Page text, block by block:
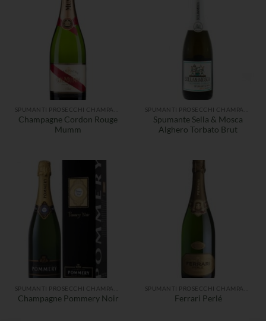
Champagne Cordon Rouge
Mumm
Spumante Sella & Mosca
Alghero Torbato Brut
Champagne Pommery Noir Ferrari Perlé